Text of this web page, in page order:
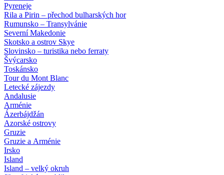
Pyreneje
Rila a Pirin – přechod bulharských hor
Rumunsko – Transylvánie
Severní Makedonie
Skotsko a ostrov Skye
Slovinsko – turistika nebo ferraty
Švýcarsko
Toskánsko
Tour du Mont Blanc
Letecké zájezdy
Andalusie
Arménie
Ázerbájdžán
Azorské ostrovy
Gruzie
Gruzie a Arménie
Irsko
Island
Island – velký okruh